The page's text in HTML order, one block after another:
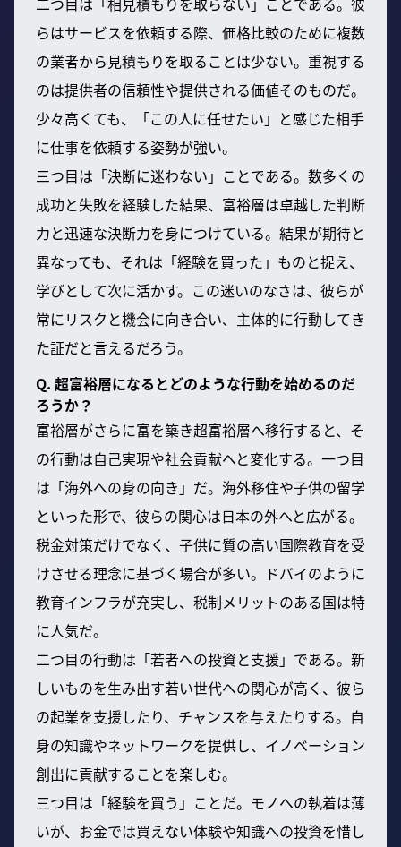
らはサービスを依頼する際、価格比較のために複数
の業者から見積もりを取ることは少ない。重視する
のは提供者の信頼性や提供される価値そのものだ。
少々高くても、「この人に任せたい」と感じた相手
に仕事を依頼する姿勢が強い。
三つ目は「決断に迷わない」ことである。数多くの
成功と失敗を経験した結果、富裕層は卓越した判断
力と迅速な決断力を身につけている。結果が期待と
異なっても、それは「経験を買った」ものと捉え、
学びとして次に活かす。この迷いのなさは、彼らが
常にリスクと機会に向き合い、主体的に行動してき
た証だと言えるだろう。
Q. 超富裕層になるとどのような行動を始めるのだ
ろうか？
富裕層がさらに富を築き超富裕層へ移行すると、そ
の行動は自己実現や社会貢献へと変化する。一つ目
は「海外への身の向き」だ。海外移住や子供の留学
といった形で、彼らの関心は日本の外へと広がる。
税金対策だけでなく、子供に質の高い国際教育を受
けさせる理念に基づく場合が多い。ドバイのように
教育インフラが充実し、税制メリットのある国は特
に人気だ。
二つ目の行動は「若者への投資と支援」である。新
しいものを生み出す若い世代への関心が高く、彼ら
の起業を支援したり、チャンスを与えたりする。自
身の知識やネットワークを提供し、イノベーション
創出に貢献することを楽しむ。
三つ目は「経験を買う」ことだ。モノへの執着は薄
いが、お金では買えない体験や知識への投資を惜し